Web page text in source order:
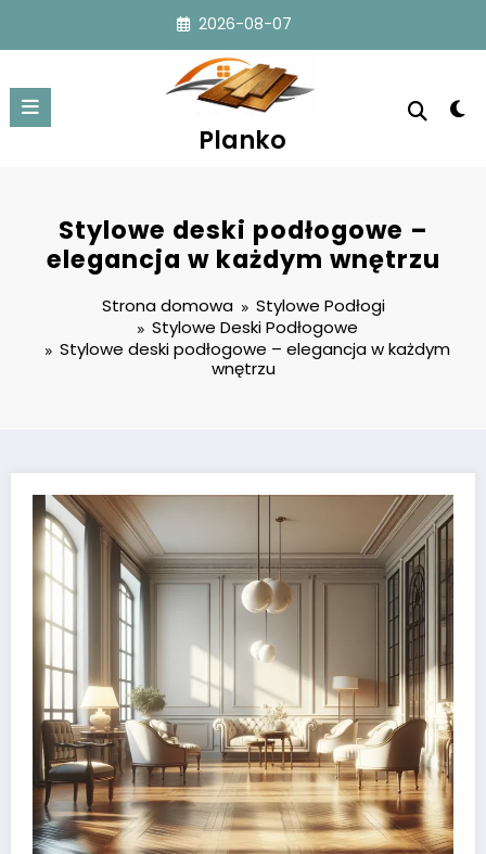
treści
2026-08-07
Planko
Stylowe deski podłogowe –
elegancja w każdym wnętrzu
Strona domowa
Stylowe Podłogi
Stylowe Deski Podłogowe
Stylowe deski podłogowe – elegancja w każdym
wnętrzu